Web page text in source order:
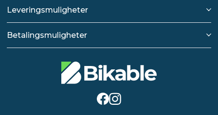
Leveringsmuligheter
Betalingsmuligheter